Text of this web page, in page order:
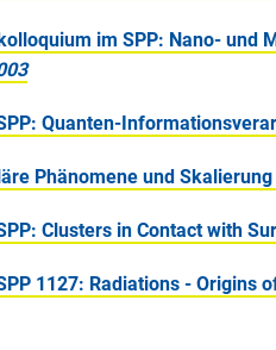
im SPP: Nano-
Quanten-
Phänomene und
Clusters in Contact with
1127: Radiations - Origins